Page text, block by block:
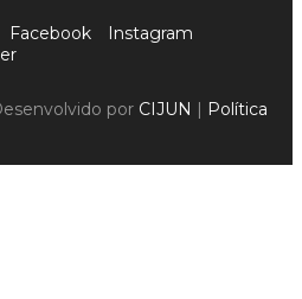
Facebook
Instagram
por CIJUN | Política